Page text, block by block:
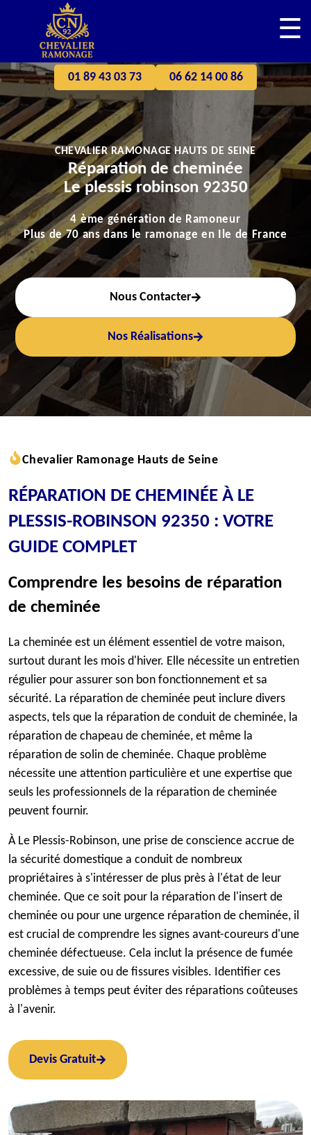
☰
01 89 43 03 73 06 62 14 00 86
CHEVALIER RAMONAGE HAUTS DE SEINE
Réparation de cheminée
Le plessis robinson 92350
4 ème génération de Ramoneur
Plus de 70 ans dans le ramonage en Ile de France
Nous Contacter
Nos Réalisations
Chevalier Ramonage Hauts de Seine
RÉPARATION DE CHEMINÉE À LE
PLESSIS-ROBINSON 92350 : VOTRE
GUIDE COMPLET
Comprendre les besoins de réparation
de cheminée
La cheminée est un élément essentiel de votre maison,
surtout durant les mois d'hiver. Elle nécessite un entretien
régulier pour assurer son bon fonctionnement et sa
sécurité. La réparation de cheminée peut inclure divers
aspects, tels que la réparation de conduit de cheminée, la
réparation de chapeau de cheminée, et même la
réparation de solin de cheminée. Chaque problème
nécessite une attention particulière et une expertise que
seuls les professionnels de la réparation de cheminée
peuvent fournir.
À Le Plessis-Robinson, une prise de conscience accrue de
la sécurité domestique a conduit de nombreux
propriétaires à s'intéresser de plus près à l'état de leur
cheminée. Que ce soit pour la réparation de l'insert de
cheminée ou pour une urgence réparation de cheminée, il
est crucial de comprendre les signes avant-coureurs d'une
cheminée défectueuse. Cela inclut la présence de fumée
excessive, de suie ou de fissures visibles. Identifier ces
problèmes à temps peut éviter des réparations coûteuses
à l'avenir.
Devis Gratuit